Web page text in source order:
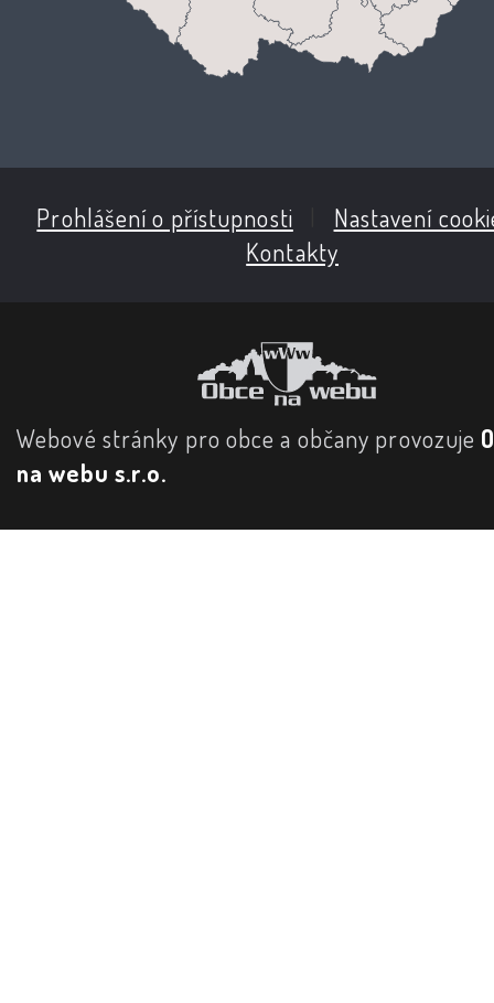
Prohlášení o přístupnosti
Nastavení
Kontakty
Webové stránky pro obce a občany provozuje
na webu s.r.o.